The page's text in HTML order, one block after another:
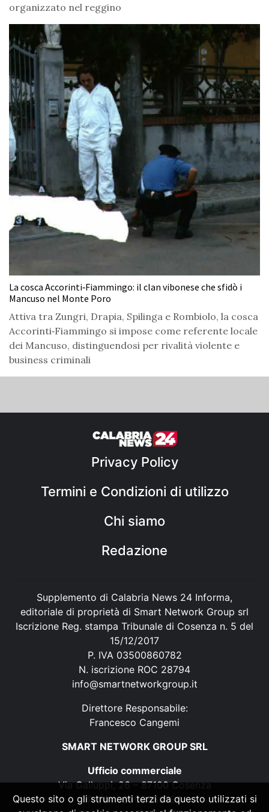
organizzato nel reggino
La cosca Accorinti‑Fiammingo: il clan vibonese che sfidò i
Mancuso nel Monte Poro
Attiva tra Zungri, Drapia, Spilinga e Rombiolo, la cosca
Accorinti‑Fiammingo si impose come referente locale
dei Mancuso, distinguendosi per rivalità violente e
business criminali
Privacy Policy
Termini e Condizioni di utilizzo
Chi siamo
Redazione
Supplemento di Calabria News 24 Informa,
editoriale di proprietà di Smart Network Group srl
Iscrizione Reg. stampa Tribunale di Cosenza n. 5 del
15/12/2017
P. IVA 03500860782
N. iscrizione ROC 28794
info@smartnetworkgroup.it
Direttore Responsabile:
Francesco Cangemi
SMART NETWORK GROUP SRL
Ufficio commerciale
Via Galluppi, 26 – 87100 Cosenza
P. IVA 03500860782
Questo sito o gli strumenti terzi da questo utilizzati si